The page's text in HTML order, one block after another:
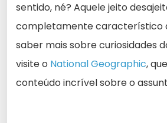
sentido, né? Aquele jeito
completamente característico
saber mais sobre curiosidades
visite o National Geographic,
conteúdo incrível sobre o